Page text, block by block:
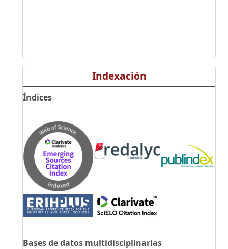
Indexación
Índices
Bases de datos multidisciplinarias